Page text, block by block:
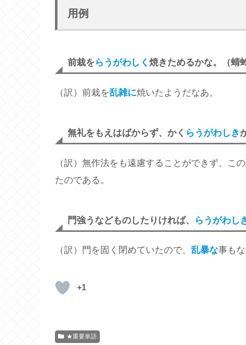
用例
前栽を らうがわしく 焼きためるかな。（蜻
（訳）前栽を乱雑に焼いたようだなあ。
無礼をもえはばからず、かく らうがわしき
（訳）無作法をも遠慮することができず、こ
たのである。
門強うなどものしたりければ、 らうがわし
（訳）門を固く閉めていたので、 乱暴な事もな
+1
★重要単語